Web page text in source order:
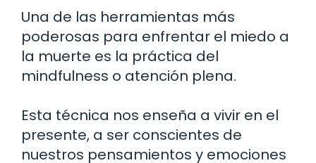
Una de las herramientas más
poderosas para enfrentar el miedo a
la muerte es la práctica del
mindfulness o atención plena.
Esta técnica nos enseña a vivir en el
presente, a ser conscientes de
nuestros pensamientos y emociones